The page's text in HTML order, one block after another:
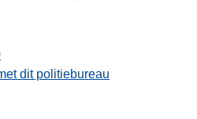
dit politiebureau